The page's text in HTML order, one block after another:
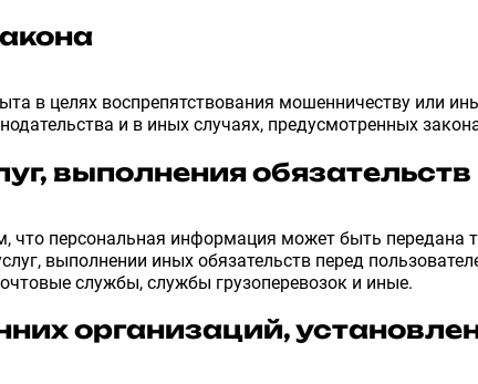
в целях воспрепятствования мошенничеству или
и в иных случаях, предусмотренных
выполнения обязательств
что персональная информация может быть передана
выполнении иных обязательств перед
службы, службы грузоперевозок и иные.
организаций,